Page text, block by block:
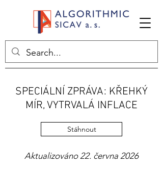
SPECIÁLNÍ ZPRÁVA: KŘEHKÝ
MÍR, VYTRVALÁ INFLACE
Stáhnout
Aktualizováno 22. června 2026